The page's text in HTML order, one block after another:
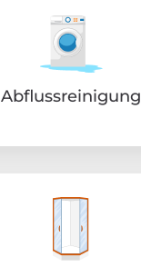
Abflussreinigung